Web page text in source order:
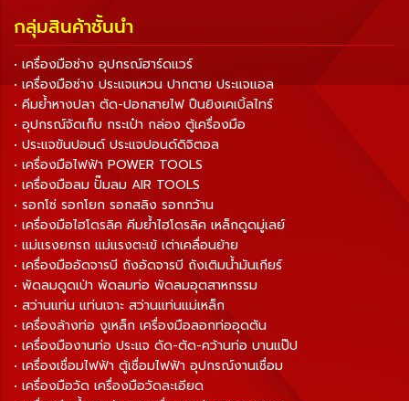
กลุ่มสินค้าชั้นนำ
• เครื่องมือช่าง อุปกรณ์ฮาร์ดแวร์
• เครื่องมือช่าง ประแจแหวน ปากตาย ประแจแอล
• คีมย้ำหางปลา ตัด-ปอกสายไฟ ปืนยิงเคเบิ้ลไทร์
• อุปกรณ์จัดเก็บ กระเป๋า กล่อง ตู้เครื่องมือ
• ประแจขันปอนด์ ประแจปอนด์ดิจิตอล
• เครื่องมือไฟฟ้า POWER TOOLS
• เครื่องมือลม ปั๊มลม AIR TOOLS
• รอกโซ่ รอกโยก รอกสลิง รอกกว้าน
• เครื่องมือไฮโดรลิค คีมย้ำไฮโดรลิค เหล็กดูดมู่เลย์
• แม่แรงยกรถ แม่แรงตะเข้ เต่าเคลื่อนย้าย
• เครื่องมืออัดจารบี ถังอัดจารบี ถังเติมน้ำมันเกียร์
• พัดลมดูดเป่า พัดลมท่อ พัดลมอุตสาหกรรม
• สว่านแท่น แท่นเจาะ สว่านแท่นแม่เหล็ก
• เครื่องล้างท่อ งูเหล็ก เครื่องมือลอกท่ออุดตัน
• เครื่องมืองานท่อ ประแจ ดัด-ตัด-คว้านท่อ บานแป๊ป
• เครื่องเชื่อมไฟฟ้า ตู้เชื่อมไฟฟ้า อุปกรณ์งานเชื่อม
• เครื่องมือวัด เครื่องมือวัดละเอียด